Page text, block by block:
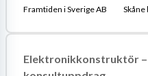
Framtiden i Sverige AB Skåne
Elektronikkonstruktör